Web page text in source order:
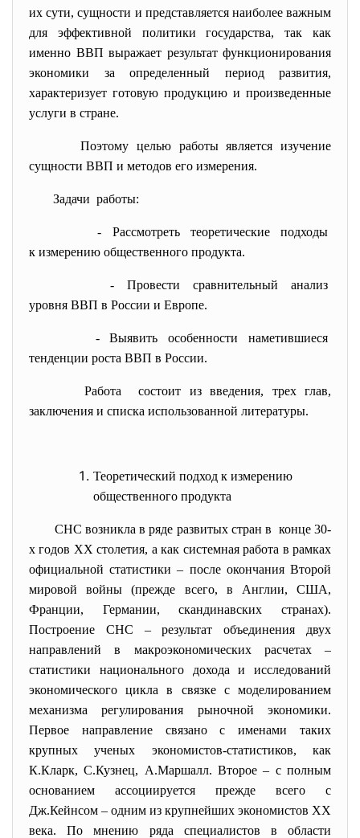
их сути, сущности и представляется наиболее важным
для эффективной политики государства, так как
именно ВВП выражает результат функционирования
экономики за определенный период развития,
характеризует готовую продукцию и произведенные
услуги в стране.
Поэтому целью работы является изучение
сущности ВВП и методов его измерения.
Задачи работы:
- Рассмотреть теоретическиеподходы
к измерению общественного продукта.
- Провести сравнительный анализ
уровня ВВП в России и Европе.
- Выявить особенностинаметившиеся
тенденции роста ВВП в России.
Работа состоит из введения, трех глав,
заключения и списка использованной литературы.
Теоретический подход к измерению
общественного продукта
СНС возникла в ряде развитых стран в конце 30-
х годов XX столетия, а как системная работа в рамках
официальной статистики – после окончания Второй
мировой войны (прежде всего, в Англии, США,
Франции, Германии, скандинавских странах).
Построение СНС – результат объединения двух
направлений в макроэкономических расчетах –
статистики национального дохода и исследований
экономического цикла в связке с моделированием
механизма регулирования рыночной экономики.
Первое направление связано с именами таких
крупных ученых экономистов-статистиков, как
К.Кларк, С.Кузнец, А.Маршалл. Второе – с полным
основанием ассоциируется прежде всего с
Дж.Кейнсом – одним из крупнейших экономистов XX
века. По мнению ряда специалистов в области